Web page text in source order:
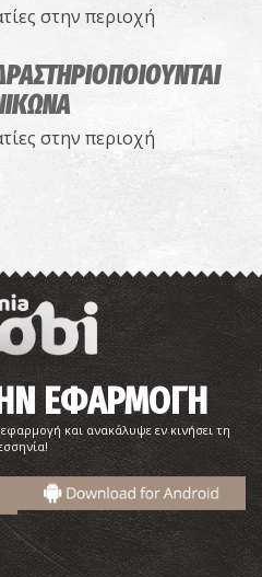
στην περιοχή
στην περιοχή
ΕΦΑΡΜΟΓΗ
και ανακάλυψε εν κινήσει τη